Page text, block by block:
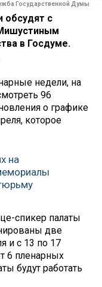
Государственной Думы
обсудят с
в Госдуме.
недели, на
96
о графике
которое
на
спикер палаты
две
и с 13 по 17
6 пленарных
будут работать